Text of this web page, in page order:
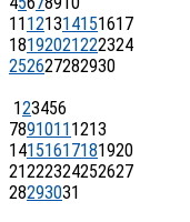
11121314151617
18192021222324
252627282930
123456
78910111213
14151617181920
21222324252627
28293031